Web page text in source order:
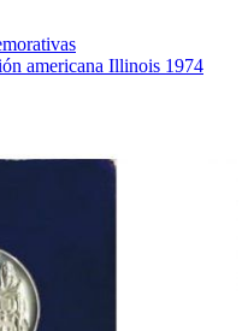
americana Illinois 1974